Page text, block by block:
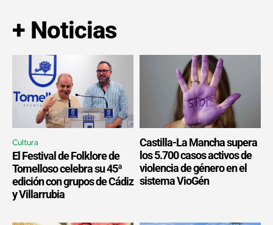
+ Noticias
Cultura
El Festival de Folklore de
Tomelloso celebra su 45ª
edición con grupos de Cádiz
y Villarrubia
Castilla-La Mancha supera
los 5.700 casos activos de
violencia de género en el
sistema VioGén